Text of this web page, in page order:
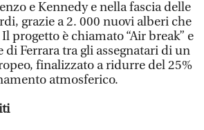
e Kennedy e nella fascia delle
grazie a 2. 000 nuovi alberi che
progetto è chiamato “Air break” e
di Ferrara tra gli assegnatari di un
finalizzato a ridurre del 25%
atmosferico.